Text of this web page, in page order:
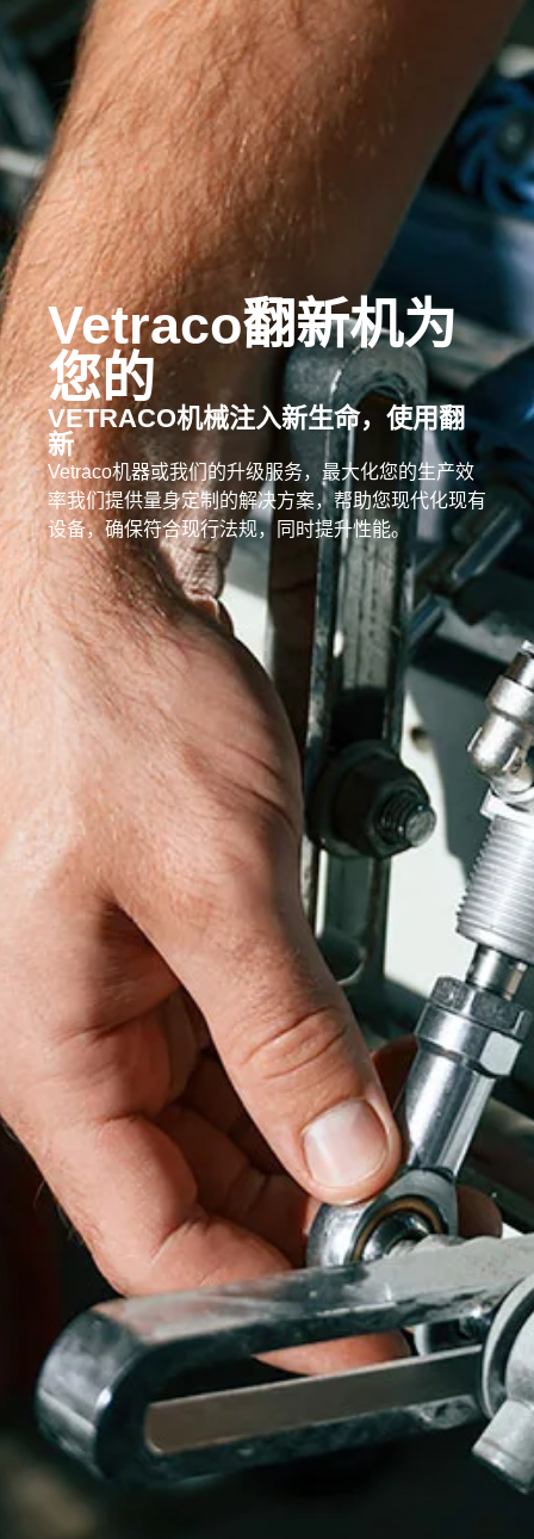
Vetraco翻新机为
您的
VETRACO机械注入新生命，使用翻
新
Vetraco机器或我们的升级服务，最大化您的生产效
率我们提供量身定制的解决方案，帮助您现代化现有
设备，确保符合现行法规，同时提升性能。